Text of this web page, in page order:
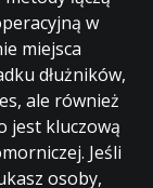
w
miejsca
dłużników,
ale również
jest kluczową
Jeśli
osoby,